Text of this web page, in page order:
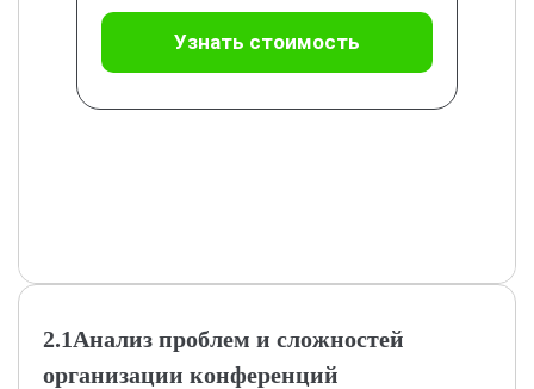
Узнать стоимость
2.1Анализ проблем и сложностей
организации конференций